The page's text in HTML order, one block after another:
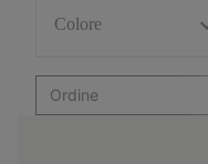
Colore
Ordine